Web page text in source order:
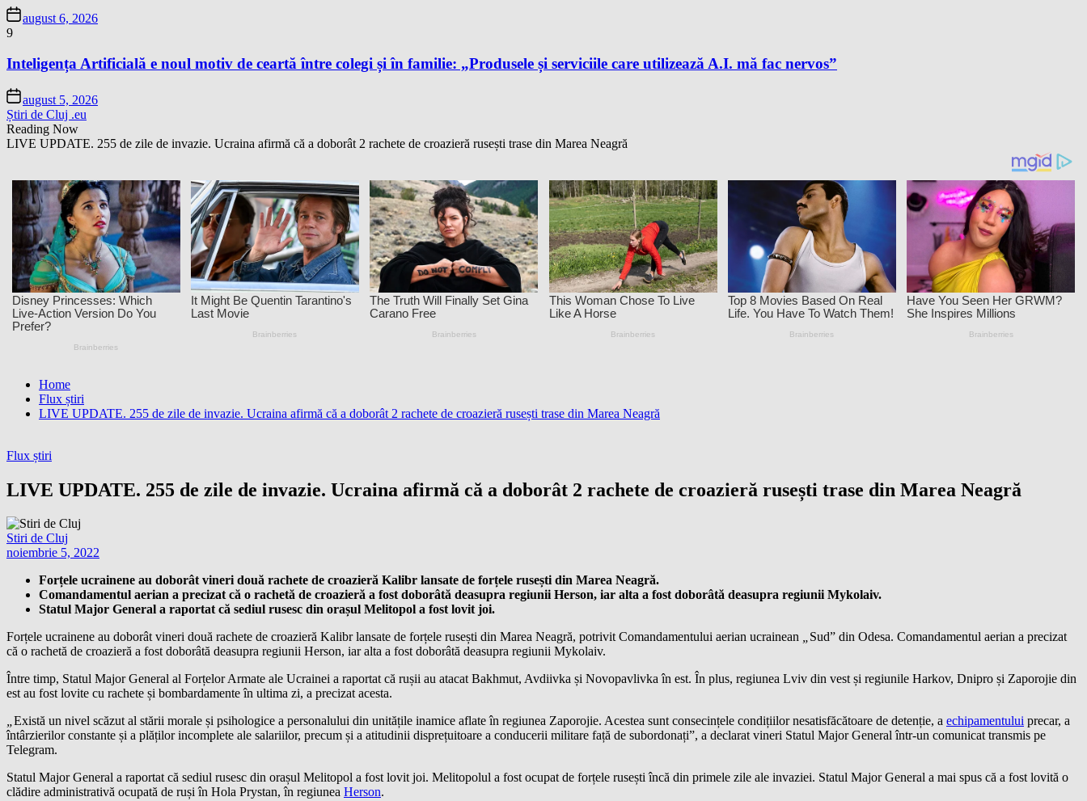
august 6, 2026
9
Inteligența Artificială e noul motiv de ceartă între colegi și în familie: „Produsele și serviciile care utilizează A.I. mă fac nervos”
august 5, 2026
Știri de Cluj .eu
Reading Now
LIVE UPDATE. 255 de zile de invazie. Ucraina afirmă că a doborât 2 rachete de croazieră rusești trase din Marea Neagră
Home
Flux știri
LIVE UPDATE. 255 de zile de invazie. Ucraina afirmă că a doborât 2 rachete de croazieră rusești trase din Marea Neagră
Flux știri
LIVE UPDATE. 255 de zile de invazie. Ucraina afirmă că a doborât 2 rachete de croazieră rusești trase din Marea Neagră
Stiri de Cluj
noiembrie 5, 2022
Forțele ucrainene au doborât vineri două rachete de croazieră Kalibr lansate de forțele rusești din Marea Neagră.
Comandamentul aerian a precizat că o rachetă de croazieră a fost doborâtă deasupra regiunii Herson, iar alta a fost doborâtă deasupra regiunii Mykolaiv.
Statul Major General a raportat că sediul rusesc din orașul Melitopol a fost lovit joi.
Forțele ucrainene au doborât vineri două rachete de croazieră Kalibr lansate de forțele rusești din Marea Neagră, potrivit Comandamentului aerian ucrainean „Sud” din Odesa. Comandamentul aerian a precizat
că o rachetă de croazieră a fost doborâtă deasupra regiunii Herson, iar alta a fost doborâtă deasupra regiunii Mykolaiv.
Între timp, Statul Major General al Forțelor Armate ale Ucrainei a raportat că rușii au atacat Bakhmut, Avdiivka și Novopavlivka în est. În plus, regiunea Lviv din vest și regiunile Harkov, Dnipro și Zaporojie din
est au fost lovite cu rachete și bombardamente în ultima zi, a precizat acesta.
„Există un nivel scăzut al stării morale și psihologice a personalului din unitățile inamice aflate în regiunea Zaporojie. Acestea sunt consecințele condițiilor nesatisfăcătoare de detenție, a echipamentului precar, a
întârzierilor constante și a plăților incomplete ale salariilor, precum și a atitudinii disprețuitoare a conducerii militare față de subordonați”, a declarat vineri Statul Major General într-un comunicat transmis pe
Telegram.
Statul Major General a raportat că sediul rusesc din orașul Melitopol a fost lovit joi. Melitopolul a fost ocupat de forțele rusești încă din primele zile ale invaziei. Statul Major General a mai spus că a fost lovită o
clădire administrativă ocupată de ruși în Hola Prystan, în regiunea Herson.